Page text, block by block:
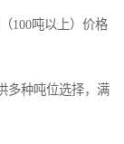
100吨以上）价格
多种吨位选择，满